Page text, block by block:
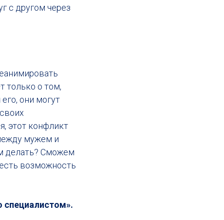
с другом через
только о том,
они могут
этот конфликт
мужем и
делать? Сможем
возможность
специалистом».